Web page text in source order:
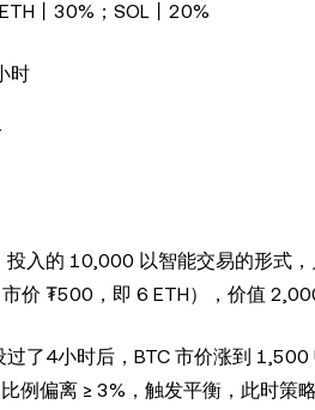
丨30%；SOL丨20%
时
入的 10,000 以智能交易的形式
价 ₮500，即 6 ETH），价值
了4小时后，BTC 市价涨到
例偏离 ≥ 3%，触发平衡，此时策